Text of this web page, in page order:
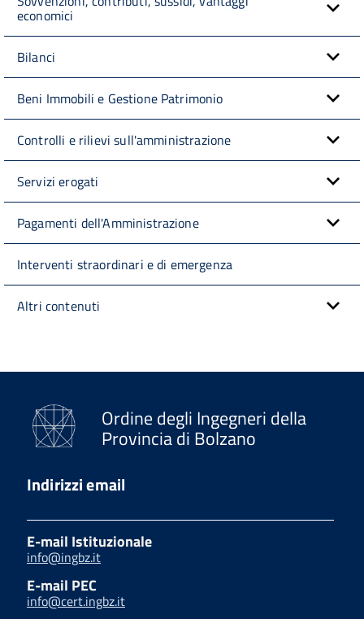
economici
Bilanci
Beni Immobili e Gestione Patrimonio
Controlli e rilievi sull'amministrazione
Servizi erogati
Pagamenti dell'Amministrazione
Interventi straordinari e di emergenza
Altri contenuti
Ordine degli Ingegneri della
Provincia di Bolzano
Indirizzi email
E-mail Istituzionale
info@ingbz.it
E-mail PEC
info@cert.ingbz.it